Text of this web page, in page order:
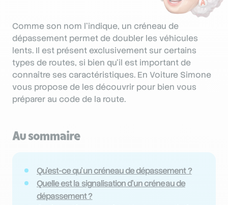
Comme son nom l’indique, un créneau de
dépassement permet de doubler les véhicules
lents. Il est présent exclusivement sur certains
types de routes, si bien qu’il est important de
connaître ses caractéristiques. En Voiture Simone
vous propose de les découvrir pour bien vous
préparer au code de la route.
Au sommaire
Qu’est-ce qu’un créneau de dépassement ?
Quelle est la signalisation d’un créneau de
dépassement ?